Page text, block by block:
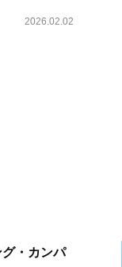
2026.02.02
・カンパ